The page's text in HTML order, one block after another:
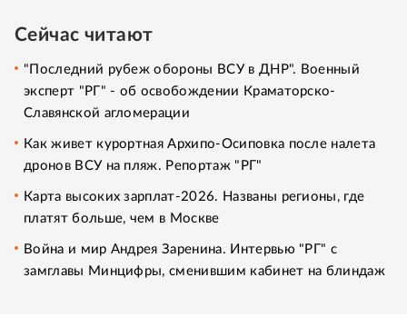
Сейчас читают
"Последний рубеж обороны ВСУ в ДНР". Военный
эксперт "РГ" - об освобождении Краматорско-
Славянской агломерации
Как живет курортная Архипо-Осиповка после налета
дронов ВСУ на пляж. Репортаж "РГ"
Карта высоких зарплат-2026. Названы регионы, где
платят больше, чем в Москве
Война и мир Андрея Заренина. Интервью "РГ" с
замглавы Минцифры, сменившим кабинет на блиндаж